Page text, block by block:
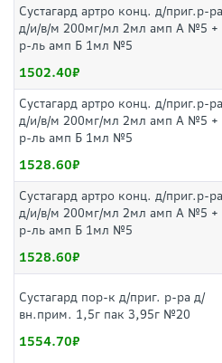
Сустагард артро конц. д/приг.р-ра
д/и/в/м 200мг/мл 2мл амп А №5 +
р-ль амп Б 1мл №5
1502.40
Сустагард артро конц. д/приг.р-ра
д/и/в/м 200мг/мл 2мл амп А №5 +
р-ль амп Б 1мл №5
1528.60
Сустагард артро конц. д/приг.р-ра
д/и/в/м 200мг/мл 2мл амп А №5 +
р-ль амп Б 1мл №5
1528.60
Сустагард пор-к д/приг. р-ра д/
вн.прим. 1,5г пак 3,95г №20
1554.70